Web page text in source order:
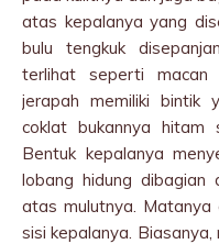
atas kepalanya yang
bulu tengkuk
terlihat seperti
jerapah memiliki bintik
coklat bukannya
Bentuk kepalanya
lobang hidung
atas mulutnya.
sisi kepalanya.